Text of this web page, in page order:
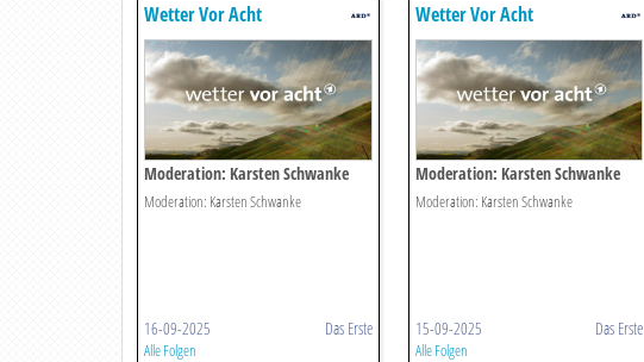
Wetter Vor Acht
Moderation: Karsten Schwanke
Moderation: Karsten Schwanke
16-09-2025 Das Erste
Alle Folgen
Wetter Vor Acht
Moderation: Karsten Schwanke
Moderation: Karsten Schwanke
15-09-2025 Das Erste
Alle Folgen